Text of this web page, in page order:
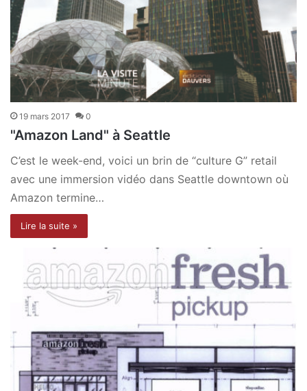
19 mars 2017 0
"Amazon Land" à Seattle
C’est le week-end, voici un brin de “culture G” retail
avec une immersion vidéo dans Seattle downtown où
Amazon termine…
Lire la suite »